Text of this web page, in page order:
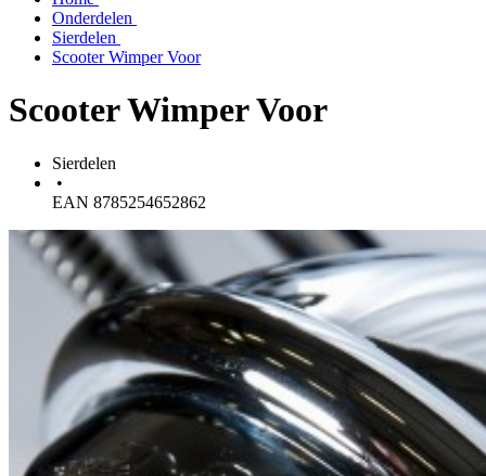
Onderdelen
Sierdelen
Scooter Wimper Voor
Scooter Wimper Voor
Sierdelen
•
EAN 8785254652862